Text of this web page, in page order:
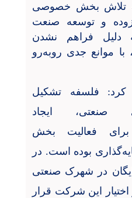
تلاش بخش خصوصی
و توسعه صنعت
دلیل فراهم نشدن
موانع جدی روبه‌رو
کرد: فلسفه تشکیل
ایجاد
برای فعالیت بخش
بوده است. در
در شهرک صنعتی
این شرکت قرار